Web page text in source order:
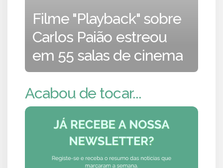
Filme "Playback" sobre
Carlos Paião estreou
em 55 salas de cinema
Acabou de tocar...